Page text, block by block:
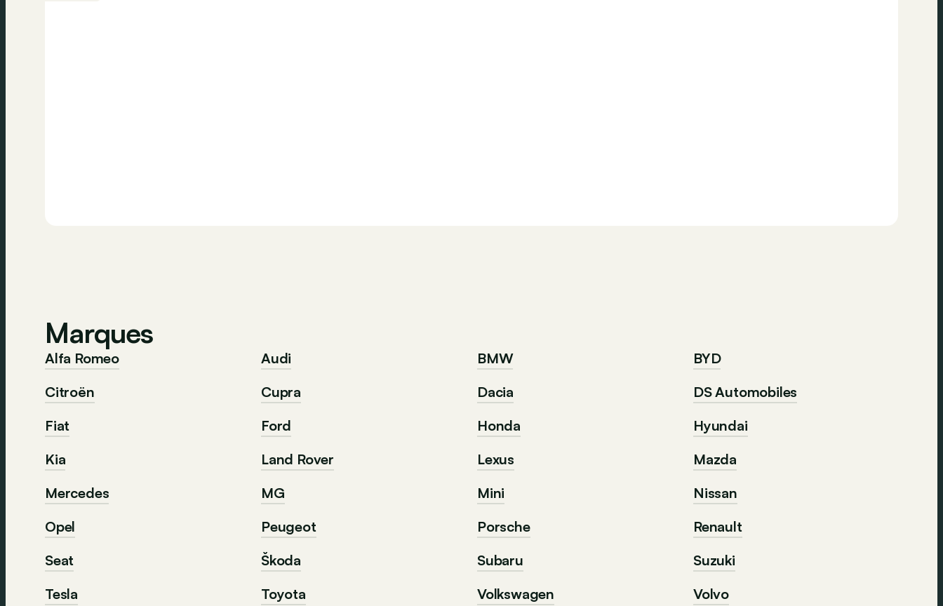
Marques
Alfa Romeo Audi BMW
BYD
Citroën
Cupra Dacia
DS Automobiles
Fiat
Ford Honda
Hyundai
Kia
Land Rover Lexus
Mazda
Mercedes
MG Mini
Nissan
Opel
Peugeot Porsche
Renault
Seat
Škoda Subaru
Suzuki
Tesla
Toyota Volkswagen Volvo